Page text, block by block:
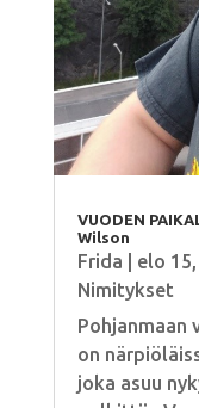
VUODEN
Wilson
Frida elo
Nimitykset
Pohjanmaan
on
joka asuu